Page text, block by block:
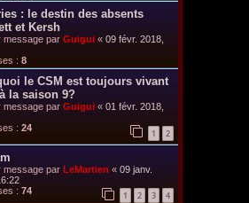
: le destin des absents
et Kersh
message par Guigui « 09 févr. 2018,
: 8
le CSM est toujours vivant
la saison 9?
message par Guigui « 01 févr. 2018,
: 24 1 2
message par LeMartien « 09 janv.
: 74 1 2 3 4